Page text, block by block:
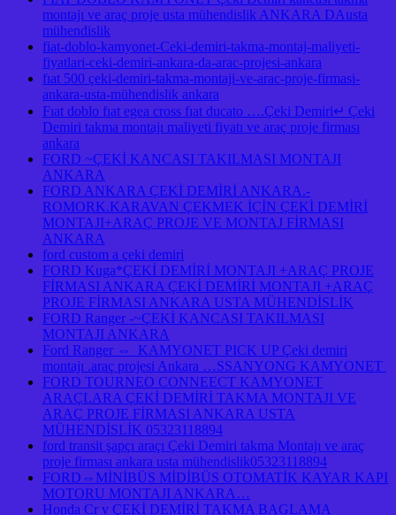
montajı ve araç proje usta mühendislik ANKARA DAusta
mühendislik
fiat-doblo-kamyonet-Ceki-demiri-takma-montaj-maliyeti-
fiyatlari-ceki-demiri-ankara-da-arac-projesi-ankara
fıat 500 çeki-demiri-takma-montaji-ve-arac-proje-firmasi-
ankara-usta-mühendislik ankara
Fıat doblo fıat egea cross fıat ducato ….Çeki Demiri↵ Çeki
Demiri takma montajı maliyeti fiyatı ve araç proje firması
ankara
FORD ~ÇEKİ KANCASI TAKILMASI MONTAJI
ANKARA
FORD ANKARA ÇEKİ DEMİRİ ANKARA.-
ROMORK.KARAVAN ÇEKMEK İÇİN ÇEKİ DEMİRİ
MONTAJI+ARAÇ PROJE VE MONTAJ FİRMASI
ANKARA
ford custom a çeki demiri
FORD Kuga*ÇEKİ DEMİRİ MONTAJI +ARAÇ PROJE
FİRMASI ANKARA ÇEKİ DEMİRİ MONTAJI +ARAÇ
PROJE FİRMASI ANKARA USTA MÜHENDİSLİK
FORD Ranger -~ÇEKİ KANCASI TAKILMASI
MONTAJI ANKARA
Ford Ranger ⇔ KAMYONET PICK UP Çeki demiri
montajı .araç projesi Ankara …SSANYONG KAMYONET
FORD TOURNEO CONNEECT KAMYONET
ARAÇLARA ÇEKİ DEMİRİ TAKMA MONTAJI VE
ARAÇ PROJE FİRMASI ANKARA USTA
MÜHENDİSLİK 05323118894
ford transit şapçı araçı Çeki Demiri takma Montajı ve araç
proje firması ankara usta mühendislik05323118894
FORD⇔MİNİBÜS MİDİBÜS OTOMATİK KAYAR KAPI
MOTORU MONTAJI ANKARA…
Honda Cr v ÇEKİ DEMİRİ TAKMA BAGLAMA